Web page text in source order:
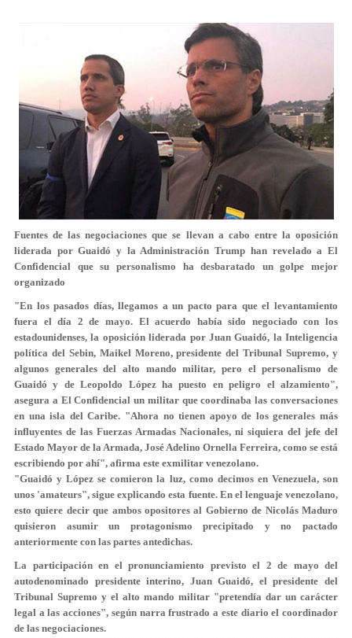
Fuentes de las negociaciones que se llevan a cabo entre la oposición
liderada por Guaidó y la Administración Trump han revelado a El
Confidencial que su personalismo ha desbaratado un golpe mejor
organizado
"En los pasados días, llegamos aun pacto para que el levantamiento
fuera el día 2 de mayo. El acuerdo había sido negociado con los
estadounidenses, la oposición liderada por Juan Guaidó, la Inteligencia
política del Sebin, Maikel Moreno, presidente del Tribunal Supremo, y
algunos generales del alto mando militar, pero el personalismo de
Guaidó y de Leopoldo López ha puesto en peligro el alzamiento",
asegura a El Confidencial un militar que coordinaba las conversaciones
en una isla del Caribe. "Ahora no tienen apoyo de los generales más
influyentes de las Fuerzas Armadas Nacionales, ni siquiera del jefe del
Estado Mayor de la Armada, José Adelino Ornella Ferreira, como se está
escribiendo por ahí", afirma este exmilitar venezolano.
"Guaidó y López se comieron la luz, como decimos en Venezuela, son
unos 'amateurs", sigue explicando esta fuente. En el lenguaje venezolano,
esto quiere decir que ambos opositores al Gobierno de Nicolás Maduro
quisieron asumir un protagonismo precipitado y no pactado
anteriormente con las partes antedichas.
La participación en el pronunciamiento previsto el 2 de mayo del
autodenominado presidente interino, Juan Guaidó, el presidente del
Tribunal Supremo y el alto mando militar "pretendía dar un carácter
legal a las acciones", según narra frustrado a este diario el coordinador
de las negociaciones.